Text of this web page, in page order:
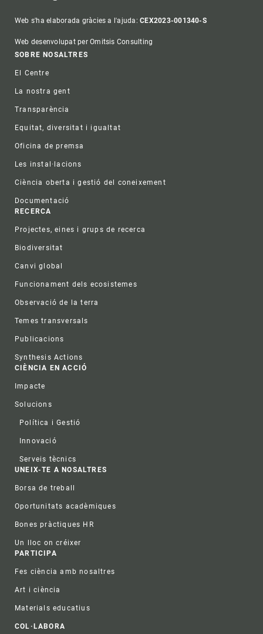
Web s'ha elaborada gràcies a l'ajuda:CEX2023-001340-S
Web desenvolupat per Omitsis Consulting
Footer
SOBRE NOSALTRES
El Centre
La nostra gent
Transparència
Equitat, diversitat i igualtat
Oficina de premsa
Les instal·lacions
Ciència oberta i gestió del coneixement
Documentació
RECERCA
Projectes, eines i grups de recerca
Biodiversitat
Canvi global
Funcionament dels ecosistemes
Observació de la terra
Temes transversals
Publicacions
Synthesis Actions
CIÈNCIA EN ACCIÓ
Impacte
Solucions
Política i Gestió
Innovació
Serveis tècnics
UNEIX-TE A NOSALTRES
Borsa de treball
Oportunitats acadèmiques
Bones pràctiques HR
Un lloc on créixer
PARTICIPA
Fes ciència amb nosaltres
Art i ciència
Materials educatius
COL·LABORA